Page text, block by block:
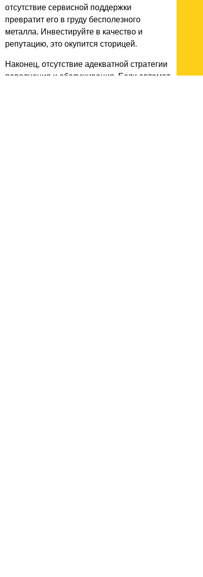
отсутствие сервисной поддержки
превратит его в груду бесполезного
металла. Инвестируйте в качество и
репутацию, это окупится сторицей.
Наконец, отсутствие адекватной стратегии
пополнения и обслуживания. Если автомат